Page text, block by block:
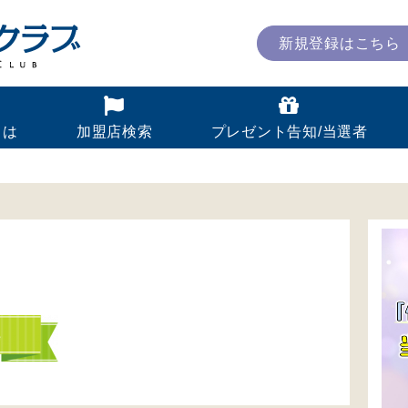
新規登録はこちら
加盟店検索 プレゼント告知/当選者